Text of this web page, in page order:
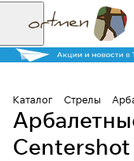
Каталог Стрелы
Centershot
Для клиентов